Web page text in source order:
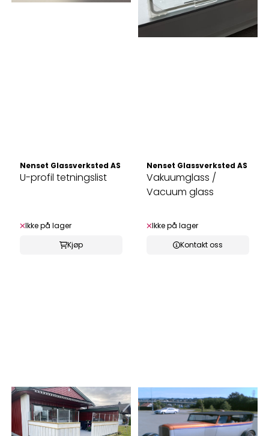
Nenset Glassverksted AS
U-profil tetningslist
Ikke på lager
Kjøp
Nenset Glassverksted AS
Vakuumglass /
Vacuum glass
Ikke på lager
Kontakt oss